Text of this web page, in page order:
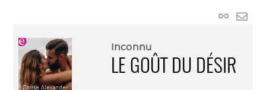
Lien
Inconnu
LE GOÛT DU DÉSIR